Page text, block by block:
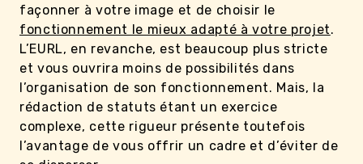
façonner à votre image et de choisir le
fonctionnement le mieux adapté à votre projet.
L’EURL, en revanche, est beaucoup plus stricte
et vous ouvrira moins de possibilités dans
l’organisation de son fonctionnement. Mais, la
rédaction de statuts étant un exercice
complexe, cette rigueur présente toutefois
l’avantage de vous offrir un cadre et d’éviter de